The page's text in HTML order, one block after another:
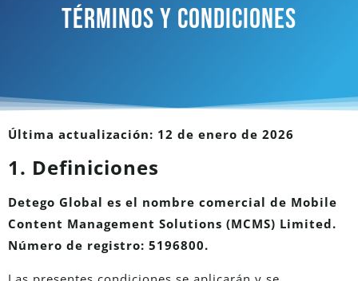
TÉRMINOS Y CONDICIONES
Última actualización: 12 de enero de 2026
1. Definiciones
Detego Global es el nombre comercial de Mobile
Content Management Solutions (MCMS) Limited.
Número de registro: 5196800.